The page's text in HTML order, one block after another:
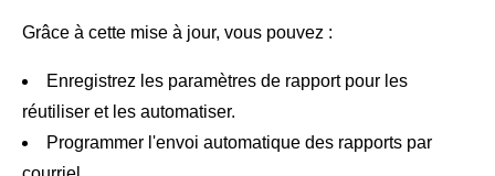
Grâce à cette mise à jour, vous pouvez :
Enregistrez les paramètres de rapport pour les
réutiliser et les automatiser.
Programmer l'envoi automatique des rapports par